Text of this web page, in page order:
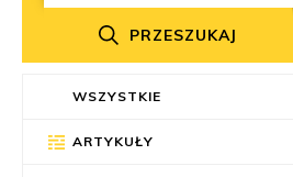
PRZESZUKAJ
WSZYSTKIE
ARTYKUŁY